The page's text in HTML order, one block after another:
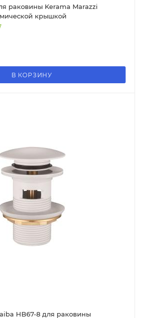
раковины Kerama Marazzi
крышкой
В КОРЗИНУ
HB67-8 для раковины